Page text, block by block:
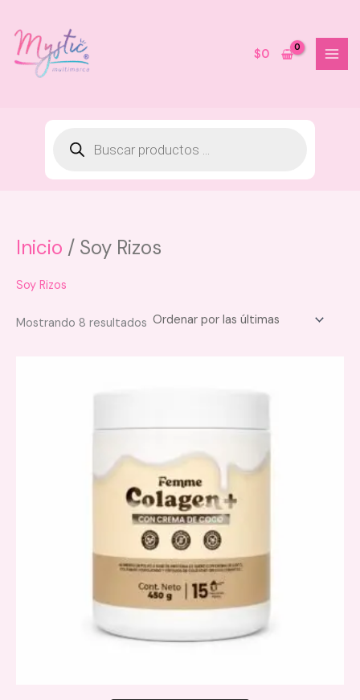
contenido
$0
Inicio / Soy Rizos
Soy Rizos
Mostrando 8 resultados Sorted
Drops Potenciador de Brillo Kaba